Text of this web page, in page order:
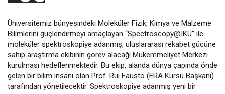
Üniversitemiz bünyesindeki Moleküler Fizik, Kimya ve Malzeme
Bilimlerini güçlendirmeyi amaçlayan “Spectroscopy@IKU” ile
moleküler spektroskopiye adanmış, uluslararası rekabet gücüne
sahip araştırma ekibinin görev alacağı Mükemmeliyet Merkezi
kurulması hedeflenmektedir. Bu ekip, alanda dünya çapında önde
gelen bir bilim insanı olan Prof. Rui Fausto (ERA Kürsü Başkanı)
tarafından yönetilecektir. Spektroskopiye adanmış yeni bir